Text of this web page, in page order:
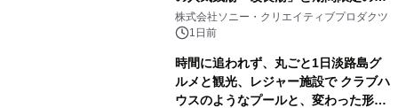
ラボレーション サウナイキタイコラ
ボグッズも発売決定！
株式会社ソニー・クリエイティブプロダクツ
1日前
時間に追われず、丸ごと1日淡路島グ
ルメと観光、レジャー施設で クラブハ
ウスのようなプールと、変わった形の